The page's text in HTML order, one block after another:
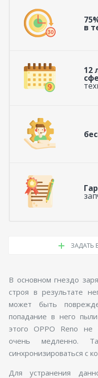
в
12
ЗАДАТЬ
В основном гнездо
строя в результате
может быть
попадание в него
этого OPPO Reno не
очень медленно.
синхронизироваться с
Для устранения